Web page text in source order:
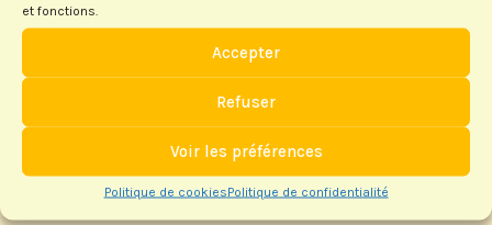
et fonctions.
Accepter
Refuser
Voir les préférences
Politique de cookiesPolitique de confidentialité
complète ce podium de Bouscatais.
Laisser un commentaire
Votre adresse e-mail ne sera pas publiée. Les champs